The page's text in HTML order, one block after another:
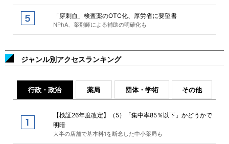
「穿刺血」検査薬のOTC化、厚労省に要望書
NPhA、薬剤師による補助の明確化も
ジャンル別アクセスランキング
行政・政治 薬局 団体・学術 その他
【検証26年度改定】（5）「集中率85％以下」かどうかで
明暗
大半の店舗で基本料1を断念した中小薬局も